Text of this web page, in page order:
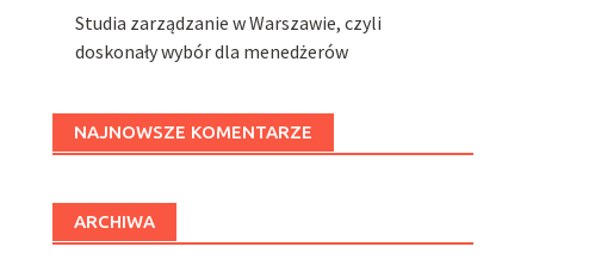
Studia zarządzanie w Warszawie, czyli
doskonały wybór dla menedżerów
NAJNOWSZE KOMENTARZE
ARCHIWA